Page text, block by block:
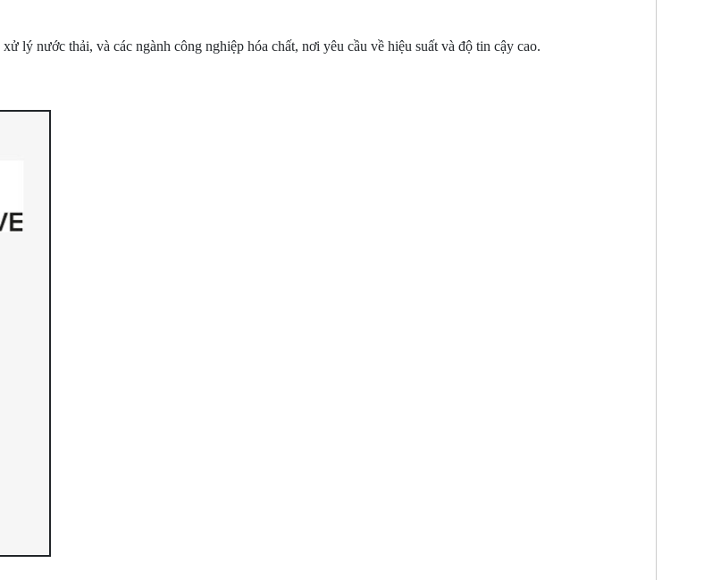
lý nước thải, và các ngành công nghiệp hóa chất, nơi yêu cầu về hiệu suất và độ tin cậy cao.